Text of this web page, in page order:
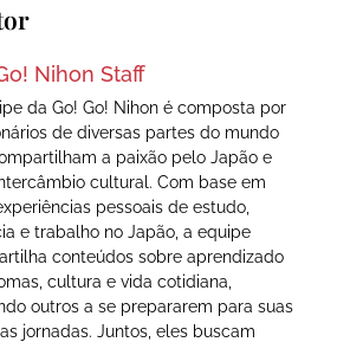
Nihon Staff
da Go! Go! Nihon é composta por
de diversas partes do mundo
a paixão pelo Japão e
cultural. Com base em
pessoais de estudo,
e trabalho no Japão, a equipe
conteúdos sobre aprendizado
cultura e vida cotidiana,
outros a se prepararem para suas
jornadas. Juntos, eles buscam